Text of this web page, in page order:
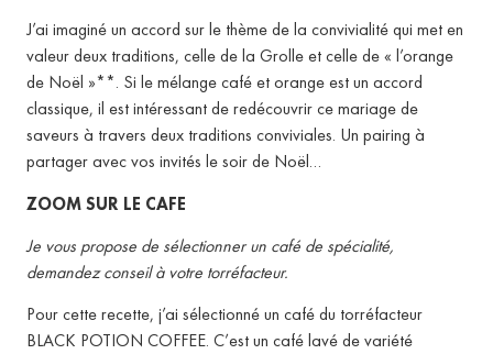
J’ai imaginé un accord sur le thème de la convivialité qui met en
valeur deux traditions, celle de la Grolle et celle de « l’orange
de Noël »**. Si le mélange café et orange est un accord
classique, il est intéressant de redécouvrir ce mariage de
saveurs à travers deux traditions conviviales. Un pairing à
partager avec vos invités le soir de Noël…
ZOOM SUR LE CAFE
Je vous propose de sélectionner un café de spécialité,
demandez conseil à votre torréfacteur.
Pour cette recette, j’ai sélectionné un café du torréfacteur
BLACK POTION COFFEE. C’est un café lavé de variété